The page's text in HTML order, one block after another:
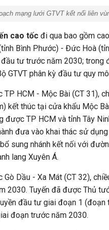
mạng lưới GTVT kết nối liên
cao tốc đi qua bao gồm
Bình Phước) - Đức Hoà
tư trước năm 2030; trong
GTVT phân kỳ đầu tư quy
TP HCM - Mộc Bài (CT 31),
kết thúc tại cửa khẩu Mộc
được TP HCM và tỉnh Tây
đưa vào khai thác sử
sung nhánh kết nối với
lang Xuyên Á.
Gò Dầu - Xa Mát (CT 32),
2030. Tuyến đã được Thủ
đầu tư giai đoạn 1 (đoạn
đoạn trước năm 2030.